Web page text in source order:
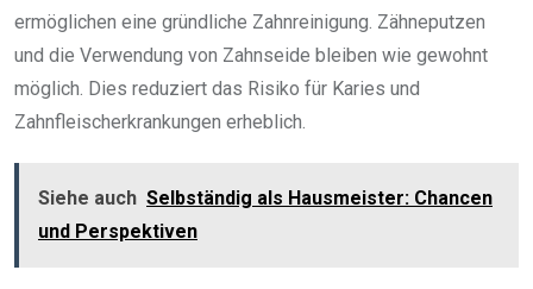
ermöglichen eine gründliche Zahnreinigung. Zähneputzen
und die Verwendung von Zahnseide bleiben wie gewohnt
möglich. Dies reduziert das Risiko für Karies und
Zahnfleischerkrankungen erheblich.
Siehe auch Selbständig als Hausmeister: Chancen
und Perspektiven